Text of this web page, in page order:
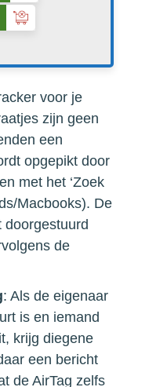
voor je
zijn geen
een
opgepikt door
met het ‘Zoek
Macbooks). De
doorgestuurd
de
: Als de eigenaar
is en iemand
krijg diegene
een bericht
de AirTag zelfs